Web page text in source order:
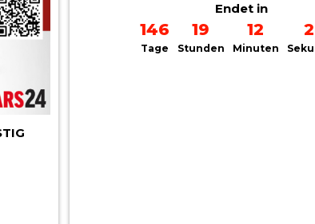
Endet in
146
Tage
19
Stunden
12
Minuten